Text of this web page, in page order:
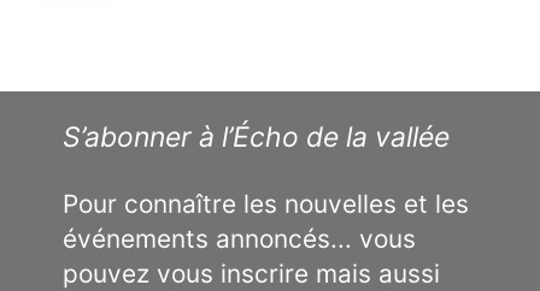
S’abonner à l’Écho de la vallée
Pour connaître les nouvelles et les
événements annoncés... vous
pouvez vous inscrire mais aussi